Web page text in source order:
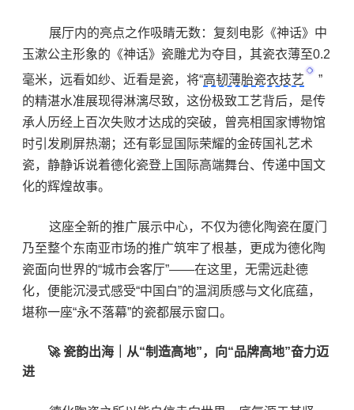
展厅内的亮点之作吸睛无数：复刻电影《神话》中
玉漱公主形象的《神话》瓷雕尤为夺目，其瓷衣薄至0.2
毫米，远看如纱、近看是瓷，将“高韧薄胎瓷衣技艺
”
的精湛水准展现得淋漓尽致，这份极致工艺背后，是传
承人历经上百次失败才达成的突破，曾亮相国家博物馆
时引发刷屏热潮；还有彰显国际荣耀的金砖国礼艺术
瓷，静静诉说着德化瓷登上国际高端舞台、传递中国文
化的辉煌故事。
这座全新的推广展示中心，不仅为德化陶瓷在厦门
乃至整个东南亚市场的推广筑牢了根基，更成为德化陶
瓷面向世界的“城市会客厅”——在这里，无需远赴德
化，便能沉浸式感受“中国白”的温润质感与文化底蕴，
堪称一座“永不落幕”的瓷都展示窗口。
🚀 瓷韵出海｜从“制造高地”，向“品牌高地”奋力迈
进